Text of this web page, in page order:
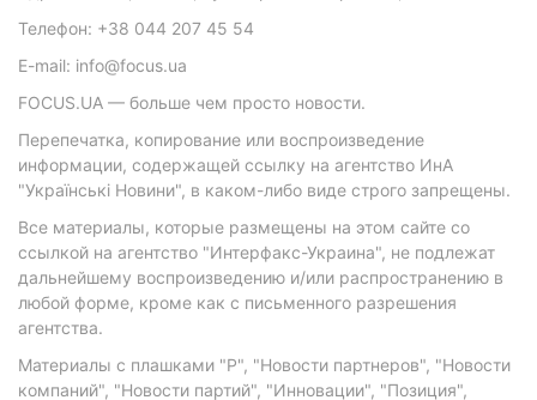
Телефон: +38 044 207 45 54
E-mail: info@focus.ua
FOCUS.UA — больше чем просто новости.
Перепечатка, копирование или воспроизведение
информации, содержащей ссылку на агентство ИнА
"Українські Новини", в каком-либо виде строго запрещены.
Все материалы, которые размещены на этом сайте со
ссылкой на агентство "Интерфакс-Украина", не подлежат
дальнейшему воспроизведению и/или распространению в
любой форме, кроме как с письменного разрешения
агентства.
Материалы с плашками "Р", "Новости партнеров", "Новости
компаний", "Новости партий", "Инновации", "Позиция",